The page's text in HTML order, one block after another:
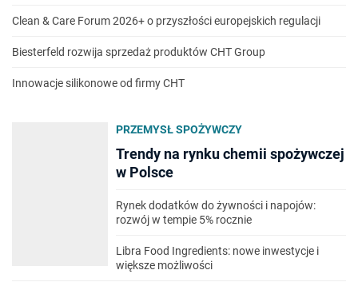
Clean & Care Forum 2026+ o przyszłości europejskich regulacji
Biesterfeld rozwija sprzedaż produktów CHT Group
Innowacje silikonowe od firmy CHT
PRZEMYSŁ SPOŻYWCZY
Trendy na rynku chemii spożywczej
w Polsce
Rynek dodatków do żywności i napojów:
rozwój w tempie 5% rocznie
Libra Food Ingredients: nowe inwestycje i
większe możliwości